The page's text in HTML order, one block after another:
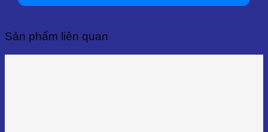
Sản phẩm liên quan